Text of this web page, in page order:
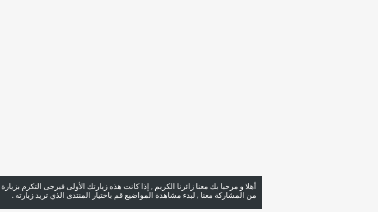
أهلا و مرحبا بك معنا زائرنا الكريم , إذا كانت هذه زيارتك الأولى فيرجى التكرم بزيارة
من المشاركة معنا , لبدء مشاهدة المواضيع قم باختيار المنتدى الذي تريد زيارته .